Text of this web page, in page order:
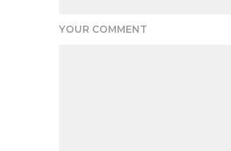
YOUR COMMENT